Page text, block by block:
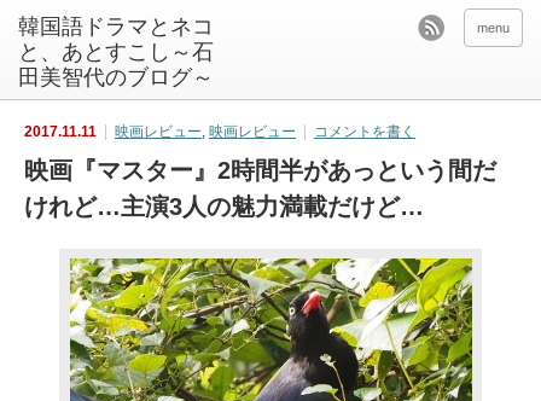
韓国語ドラマとネコ
と、あとすこし～石
田美智代のブログ～
menu
2017.11.11 映画レビュー, 映画レビュー コメントを書く
映画『マスター』2時間半があっという間だ
けれど…主演3人の魅力満載だけど…